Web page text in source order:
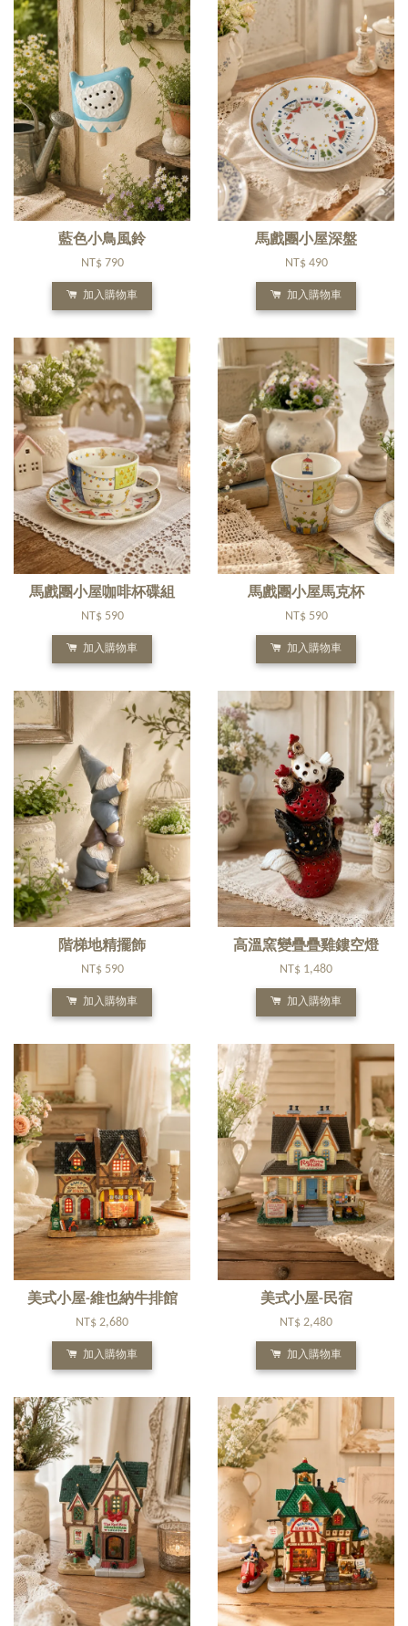
藍色小鳥風鈴
NT$ 790
加入購物車
馬戲團小屋深盤
NT$ 490
加入購物車
馬戲團小屋咖啡杯碟組
NT$ 590
加入購物車
馬戲團小屋馬克杯
NT$ 590
加入購物車
階梯地精擺飾
NT$ 590
加入購物車
高溫窯變疊疊雞鏤空燈
NT$ 1,480
加入購物車
美式小屋-維也納牛排館
NT$ 2,680
加入購物車
美式小屋-民宿
NT$ 2,480
加入購物車